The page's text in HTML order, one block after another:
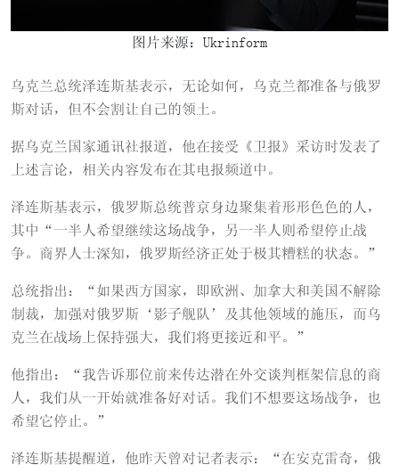
图片来源：Ukrinform
乌克兰总统泽连斯基表示，无论如何，乌克兰都准备与俄罗
斯对话，但不会割让自己的领土。
据乌克兰国家通讯社报道，他在接受《卫报》采访时发表了
上述言论，相关内容发布在其电报频道中。
泽连斯基表示，俄罗斯总统普京身边聚集着形形色色的人，
其中“一半人希望继续这场战争，另一半人则希望停止战
争。商界人士深知，俄罗斯经济正处于极其糟糕的状态。”
总统指出：“如果西方国家，即欧洲、加拿大和美国不解除
制裁，加强对俄罗斯‘影子舰队’及其他领域的施压，而乌
克兰在战场上保持强大，我们将更接近和平。”
他指出：“我告诉那位前来传达潜在外交谈判框架信息的商
人，我们从一开始就准备好对话。我们不想要这场战争，也
希望它停止。”
泽连斯基提醒道，他昨天曾对记者表示：“在安克雷奇，俄